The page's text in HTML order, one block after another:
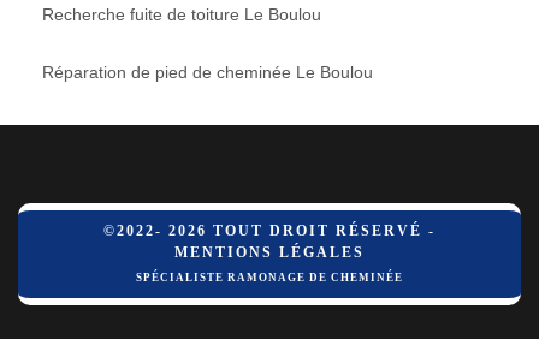
Recherche fuite de toiture Le Boulou
Réparation de pied de cheminée Le Boulou
©2022- 2026 TOUT DROIT RÉSERVÉ -
MENTIONS LÉGALES
SPÉCIALISTE RAMONAGE DE CHEMINÉE